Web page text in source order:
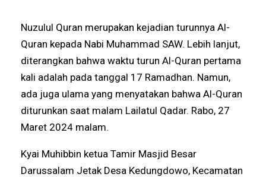
Nuzulul Quran merupakan kejadian turunnya Al-
Quran kepada Nabi Muhammad SAW. Lebih lanjut,
diterangkan bahwa waktu turun Al-Quran pertama
kali adalah pada tanggal 17 Ramadhan. Namun,
ada juga ulama yang menyatakan bahwa Al-Quran
diturunkan saat malam Lailatul Qadar. Rabo, 27
Maret 2024 malam.
Kyai Muhibbin ketua Tamir Masjid Besar
Darussalam Jetak Desa Kedungdowo, Kecamatan